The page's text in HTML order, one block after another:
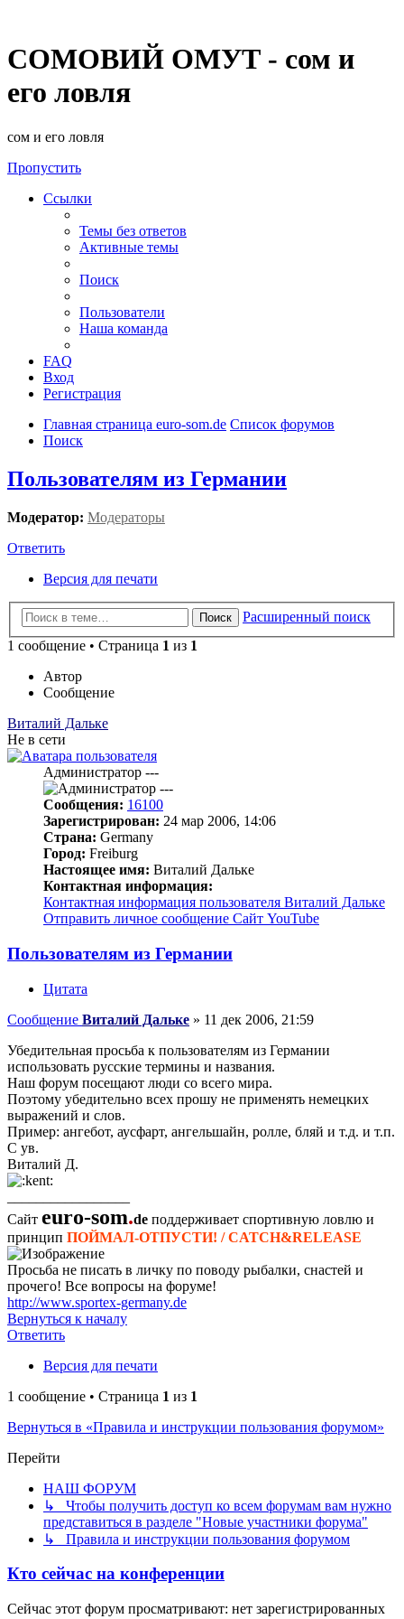
СОМОВИЙ ОМУТ - сом и
его ловля
сом и его ловля
Пропустить
Ссылки
Темы без ответов
Активные темы
Поиск
Пользователи
Наша команда
FAQ
Вход
Регистрация
Главная страница euro-som.de Список форумов
Поиск
Пользователям из Германии
Модератор: Модераторы
Ответить
Версия для печати
Поиск
Расширенный поиск
1 сообщение • Страница 1 из 1
Автор
Сообщение
Виталий Дальке
Не в сети
Администратор ---
Сообщения: 16100
Зарегистрирован: 24 мар 2006, 14:06
Страна: Germany
Город: Freiburg
Настоящее имя: Виталий Дальке
Контактная информация:
Контактная информация пользователя Виталий Дальке
Отправить личное сообщение Сайт YouTube
Пользователям из Германии
Цитата
Сообщение Виталий Дальке » 11 дек 2006, 21:59
Убедительная просьба к пользователям из Германии
использовать русские термины и названия.
Наш форум посещают люди со всего мира.
Поэтому убедительно всех прошу не применять немецких
выражений и слов.
Пример: ангебот, аусфарт, ангельшайн, ролле, бляй и т.д. и т.п.
С ув.
Виталий Д.
Сайт euro-som.de поддерживает спортивную ловлю и
принцип ПОЙМАЛ-ОТПУСТИ! / CATCH&RELEASE
Просьба не писать в личку по поводу рыбалки, снастей и
прочего! Все вопросы на форуме!
http://www.sportex-germany.de
Вернуться к началу
Ответить
Версия для печати
1 сообщение • Страница 1 из 1
Вернуться в «Правила и инструкции пользования форумом»
Перейти
НАШ ФОРУМ
↳ Чтобы получить доступ ко всем форумам вам нужно
представиться в разделе "Новые участники форума"
↳ Правила и инструкции пользования форумом
Кто сейчас на конференции
Сейчас этот форум просматривают: нет зарегистрированных